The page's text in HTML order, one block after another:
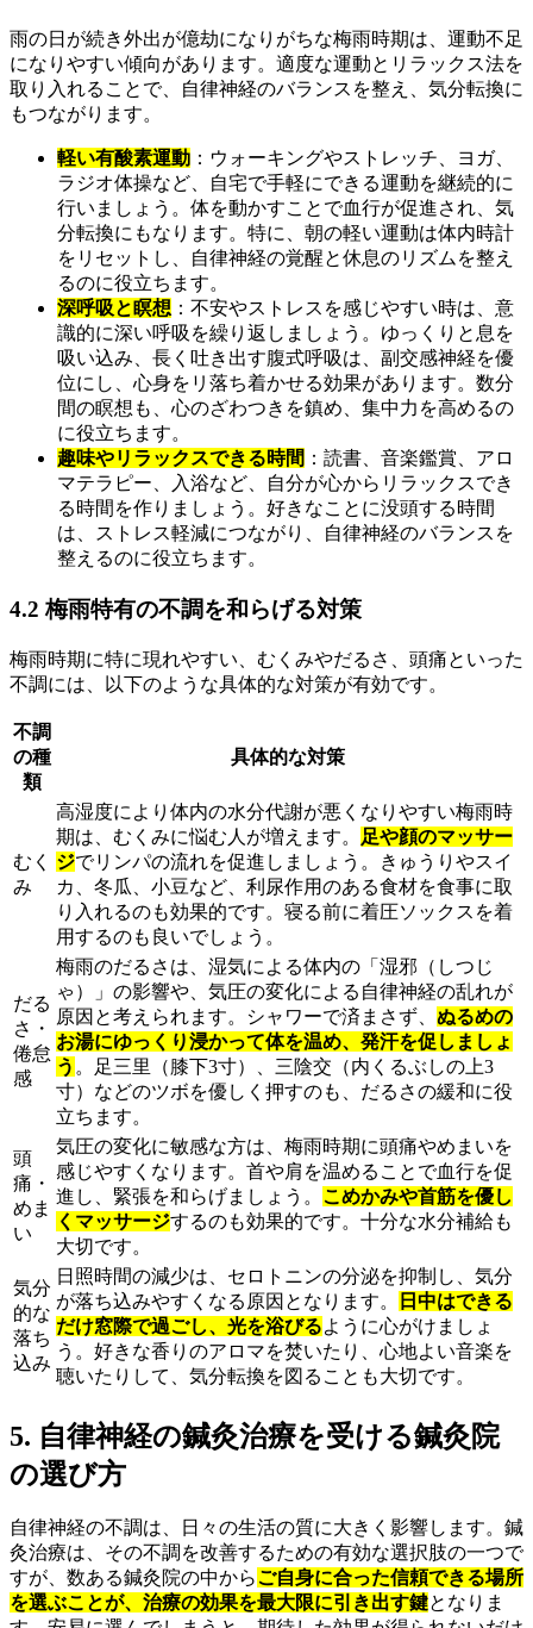
雨の日が続き外出が億劫になりがちな梅雨時期は、運動不足
になりやすい傾向があります。適度な運動とリラックス法を
取り入れることで、自律神経のバランスを整え、気分転換に
もつながります。
軽い有酸素運動 ：ウォーキングやストレッチ、ヨガ、
ラジオ体操など、自宅で手軽にできる運動を継続的に
行いましょう。体を動かすことで血行が促進され、気
分転換にもなります。特に、朝の軽い運動は体内時計
をリセットし、自律神経の覚醒と休息のリズムを整え
るのに役立ちます。
深呼吸と瞑想 ：不安やストレスを感じやすい時は、意
識的に深い呼吸を繰り返しましょう。ゆっくりと息を
吸い込み、長く吐き出す腹式呼吸は、副交感神経を優
位にし、心身をリ落ち着かせる効果があります。数分
間の瞑想も、心のざわつきを鎮め、集中力を高めるの
に役立ちます。
趣味やリラックスできる時間 ：読書、音楽鑑賞、アロ
マテラピー、入浴など、自分が心からリラックスでき
る時間を作りましょう。好きなことに没頭する時間
は、ストレス軽減につながり、自律神経のバランスを
整えるのに役立ちます。
4.2 梅雨特有の不調を和らげる対策
梅雨時期に特に現れやすい、むくみやだるさ、頭痛といった
不調には、以下のような具体的な対策が有効です。
不調
の種
類
具体的な対策
むく
み
高湿度により体内の水分代謝が悪くなりやすい梅雨時
期は、むくみに悩む人が増えます。
足や顔のマッサー
ジでリンパの流れを促進しましょう。きゅうりやスイ
カ、冬瓜、小豆など、利尿作用のある食材を食事に取
り入れるのも効果的です。寝る前に着圧ソックスを着
用するのも良いでしょう。
だる
さ・
倦怠
感
梅雨のだるさは、湿気による体内の「湿邪（しつじ
ゃ）」の影響や、気圧の変化による自律神経の乱れが
原因と考えられます。シャワーで済まさず、 ぬるめの
お湯にゆっくり浸かって体を温め、発汗を促しましょ
う 。足三里（膝下3寸）、三陰交（内くるぶしの上3
寸）などのツボを優しく押すのも、だるさの緩和に役
立ちます。
頭
痛・
めま
い
気圧の変化に敏感な方は、梅雨時期に頭痛やめまいを
感じやすくなります。首や肩を温めることで血行を促
進し、緊張を和らげましょう。 こめかみや首筋を優し
くマッサージするのも効果的です。十分な水分補給も
大切です。
気分
的な
落ち
込み
日照時間の減少は、セロトニンの分泌を抑制し、気分
が落ち込みやすくなる原因となります。
日中はできる
だけ窓際で過ごし、光を浴びるように心がけましょ
う。好きな香りのアロマを焚いたり、心地よい音楽を
聴いたりして、気分転換を図ることも大切です。
5. 自律神経の鍼灸治療を受ける鍼灸院
の選び方
自律神経の不調は、日々の生活の質に大きく影響します。鍼
灸治療は、その不調を改善するための有効な選択肢の一つで
すが、数ある鍼灸院の中からご自身に合った信頼できる場所
を選ぶことが、治療の効果を最大限に引き出す鍵となりま